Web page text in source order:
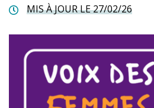
MIS À JOUR LE27/02/26